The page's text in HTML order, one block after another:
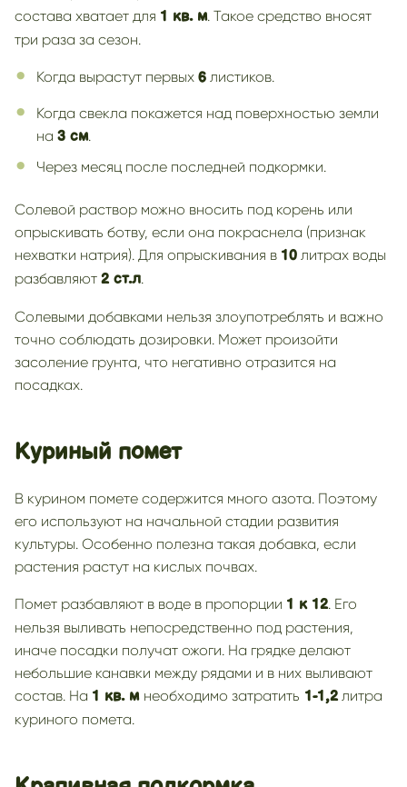
состава хватает для 1 кв. м. Такое средство вносят
три раза за сезон.
Когда вырастут первых 6 листиков.
Когда свекла покажется над поверхностью земли
на 3 см.
Через месяц после последней подкормки.
Солевой раствор можно вносить под корень или
опрыскивать ботву, если она покраснела (признак
нехватки натрия). Для опрыскивания в 10 литрах воды
разбавляют 2 ст.л.
Солевыми добавками нельзя злоупотреблять и важно
точно соблюдать дозировки. Может произойти
засоление грунта, что негативно отразится на
посадках.
Куриный помет
В курином помете содержится много азота. Поэтому
его используют на начальной стадии развития
культуры. Особенно полезна такая добавка, если
растения растут на кислых почвах.
Помет разбавляют в воде в пропорции 1 к 12. Его
нельзя выливать непосредственно под растения,
иначе посадки получат ожоги. На грядке делают
небольшие канавки между рядами и в них выливают
состав. На 1 кв. м необходимо затратить 1-1,2 литра
куриного помета.